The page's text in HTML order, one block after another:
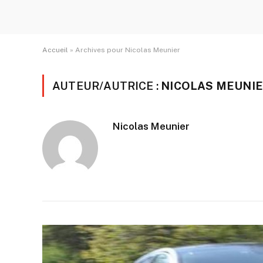
Accueil » Archives pour Nicolas Meunier
AUTEUR/AUTRICE : NICOLAS
Nicolas Meunier